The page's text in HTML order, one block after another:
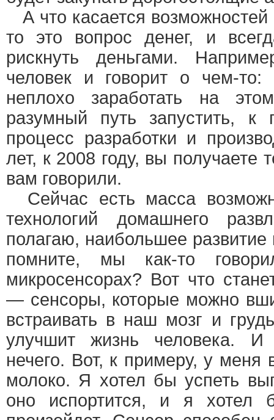
А что касается возможностей
то это вопрос денег, и
рискнуть деньгами.
человек и говорит о чем-
неплохо заработать на
разумный путь запустить, к
процесс разработки и
лет, к 2008 году, вы получаете
вам говорили.
Сейчас есть масса
технологий домашнего
полагаю, наибольшее
помните, мы как-то
микросенсорах? Вот что
— сенсоры, которые можно
встраивать в наш мозг и
улучшит жизнь человека. И
нечего. Вот, к примеру, у меня
молоко. Я хотел бы успеть
оно испортится, и я хотел